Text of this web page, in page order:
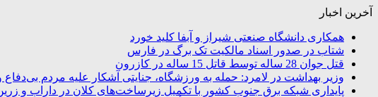
آخرین اخبار
همکاری دانشگاه صنعتی شیراز و آبفا کلید خورد
شتاب در صدور اسناد مالکیت تک برگ در فارس
قتل جوان 28 ساله توسط قاتل 15 ساله در کازرون
وزیر بهداشت در لامرد: حمله به ورزشگاه، جنایتی آشکار علیه مردم
پایداری شبکه برق جنوب کشور با تکمیل زیرساخت‌های کلان در داراب و